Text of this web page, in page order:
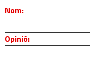
Nom:
Opinió: